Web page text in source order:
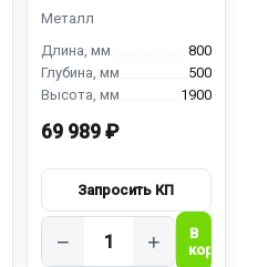
800
500
1900
69 989 ₽
− +